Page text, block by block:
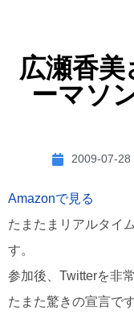
広瀬香
ーマソ
2009-07-28
Amazonで見る
たまたまリアルタイ
す。
参加後、Twitterを非
たまた驚きの宣言です